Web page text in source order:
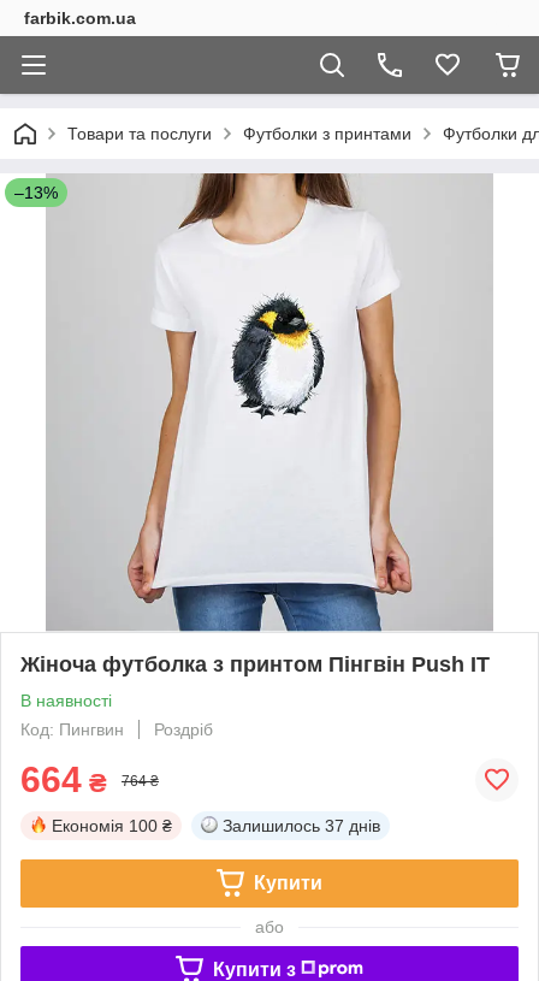
farbik.com.ua
Товари та послуги Футболки з принтами Футболки
–13%
Жіноча футболка з принтом Пінгвін Push IT
В наявності
Код: Пингвин
Роздріб
664 ₴ 764 ₴
Економія 100 ₴ Залишилось 37 днів
Купити
або
Купити з